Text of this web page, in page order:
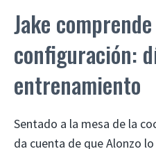
Jake
configuración:
entrenamiento
Sentado a la mesa de la
da cuenta de que Alonzo